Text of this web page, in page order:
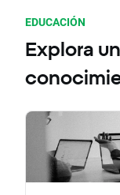
EDUCACIÓN
Explora